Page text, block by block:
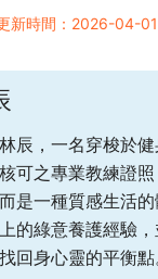
新時間：2026-04-01
辰，一名穿梭於
可之專業教練證
是一種質感生活
的綠意養護經驗
回身心靈的平衡點